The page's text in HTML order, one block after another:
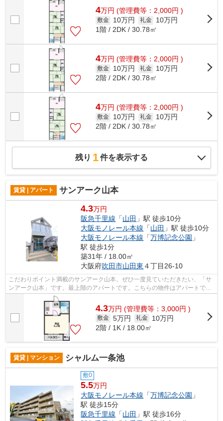
4万円 (管理費等：2,000円 )
敷金 10万円 礼金
10万円
1階 / 2DK / 30.78㎡
4万円 (管理費等：2,000円 )
敷金 10万円 礼金
10万円
2階 / 2DK / 30.78㎡
4万円 (管理費等：2,000円 )
敷金 10万円 礼金
10万円
2階 / 2DK / 30.78㎡
残り 1件を表示する
賃貸 | アパート サンアーク山本
4.3万円
阪急千里線 「山田 」駅 徒歩10分
大阪モノレール本線 「山田 」駅 徒歩10分
大阪モノレール本線 「万博記念公園 」
駅 徒歩1分
築31年 / 18.00㎡
大阪府吹田市山田東 ４丁目26-10
こだわりポイント満載のサンアーク山本。ぜひ一度見ていただきたい、「サ
ンアーク山本」です。最上階のアパートです。こちらの物件はアパートで
す。より詳しい情報や内見のご予約はミ...
4.3万円 (管理費等：3,000円 )
敷金 5万円 礼金
10万円
2階 / 1K / 18.00㎡
賃貸 | マンション シャルム一条池
敷0
5.5万円
大阪モノレール本線 「万博記念公園 」
駅 徒歩15分
阪急千里線 「山田 」駅 徒歩16分